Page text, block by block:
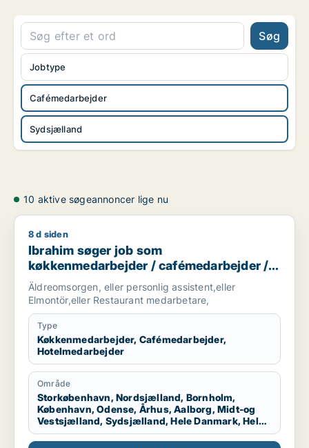
Søg
Cafémedarbejder
Sydsjælland
Jobtype
10 aktive søgeannoncer lige nu
Ibrahim søger job som køkkenmedarbejder /
8 d siden
Ibrahim søger job som
køkkenmedarbejder / cafémedarbejder /
hotelmedarbejder
Äldreomsorgen, eller personlig assistent,eller
Elmontör,eller Restaurant medarbetare,
Type
Køkkenmedarbejder, Cafémedarbejder,
Hotelmedarbejder
Område
Storkøbenhavn, Nordsjælland, Bornholm,
København, Odense, Århus, Aalborg, Midt-og
Vestsjælland, Sydsjælland, Hele Danmark, Hele
Sjælland, Hele Jylland, Vestjylland